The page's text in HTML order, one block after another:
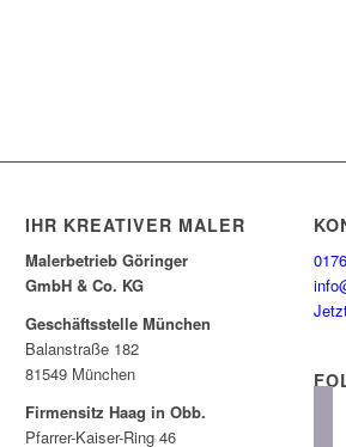
IHR KREATIVER MALER
Malerbetrieb Göringer
GmbH & Co. KG
Geschäftsstelle München
Balanstraße 182
81549 München
Firmensitz Haag in Obb.
Pfarrer-Kaiser-Ring 46